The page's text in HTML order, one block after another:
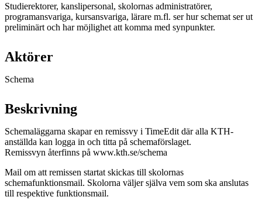
Studierektorer, kanslipersonal, skolornas administratörer,
programansvariga, kursansvariga, lärare m.fl. ser hur schemat ser ut
preliminärt och har möjlighet att komma med synpunkter.
Aktörer
Schema
Beskrivning
Schemaläggarna skapar en remissvy i TimeEdit där alla KTH-
anställda kan logga in och titta på schemaförslaget.
Remissvyn återfinns på www.kth.se/schema
Mail om att remissen startat skickas till skolornas
schemafunktionsmail. Skolorna väljer själva vem som ska anslutas
till respektive funktionsmail.